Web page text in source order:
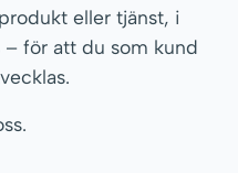
eller tjänst, i
för att du som kund